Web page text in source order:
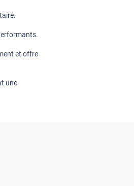
et offre
une